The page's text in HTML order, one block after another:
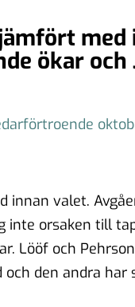
med
ökar och
valet.
inte orsaken till
Lööf och
den andra har